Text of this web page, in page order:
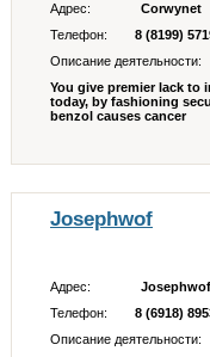
Адрес:
Corwynet
Телефон:
8 (8199)
Описание деятельности:
You give premier lack to
today, by fashioning
benzol causes cancer
Josephwof
Адрес:
Josephwof
Телефон:
8 (6918)
Описание деятельности: